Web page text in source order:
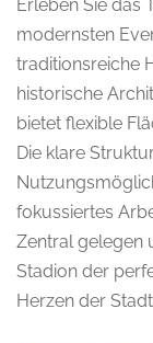
Erleben Sie das
modernsten
traditionsreiche
historische
bietet flexible
Die klare
fokussiertes
Zentral gelegen
Stadion der
Herzen der